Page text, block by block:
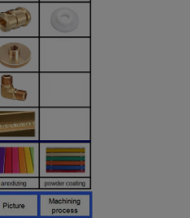
Καυτή
επεξεργασία
Σκόνη που
ντύνεται